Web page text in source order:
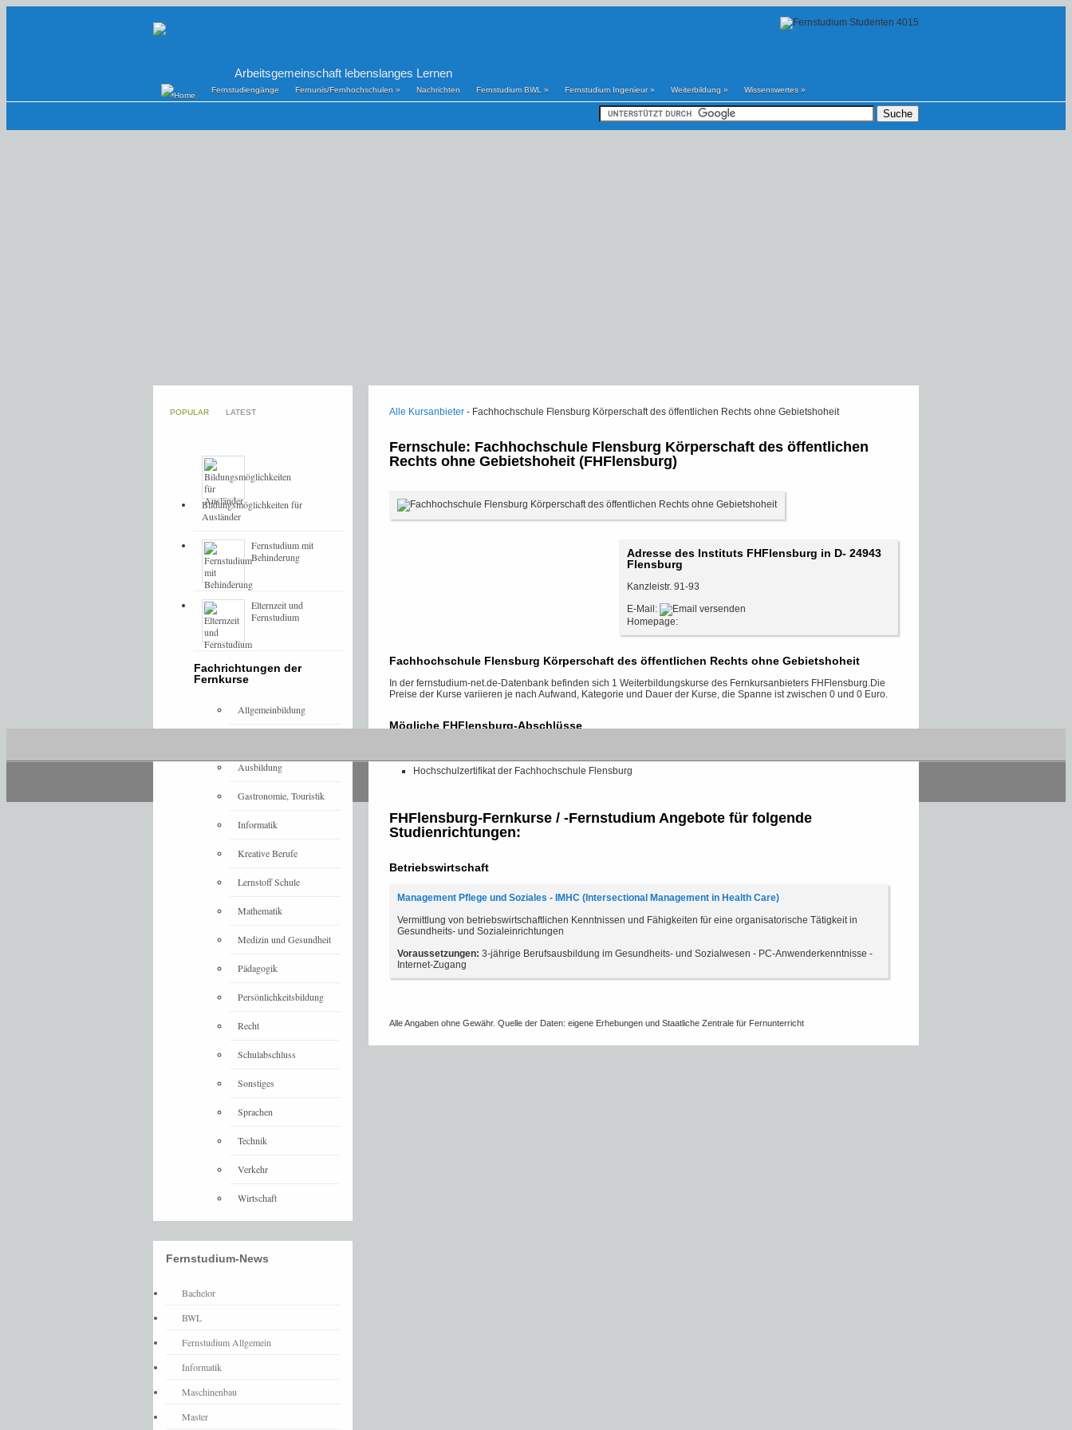
Arbeitsgemeinschaft lebenslanges Lernen
Fernstudiengänge Fernunis/Fernhochschulen » Nachrichten Fernstudium BWL » Fernstudium Ingenieur» Weiterbildung » Wissenswertes »
Alle Kursanbieter - Fachhochschule Flensburg Körperschaft des öffentlichen Rechts ohne Gebietshoheit
Fernschule: Fachhochschule Flensburg Körperschaft des öffentlichen
Rechts ohne Gebietshoheit (FHFlensburg)
Adresse des Instituts FHFlensburg in D- 24943
Flensburg
Kanzleistr. 91-93
E-Mail:
Homepage:
Fachhochschule Flensburg Körperschaft des öffentlichen Rechts ohne Gebietshoheit
In der fernstudium-net.de-Datenbank befinden sich 1 Weiterbildungskurse des Fernkursanbieters FHFlensburg.Die
Preise der Kurse variieren je nach Aufwand, Kategorie und Dauer der Kurse, die Spanne ist zwischen 0 und 0 Euro.
Mögliche FHFlensburg-Abschlüsse
Hochschulzertifikat der Fachhochschule Flensburg
FHFlensburg-Fernkurse / -Fernstudium Angebote für folgende
Studienrichtungen:
Betriebswirtschaft
Management Pflege und Soziales - IMHC (Intersectional Management in Health Care)
Vermittlung von betriebswirtschaftlichen Kenntnissen und Fähigkeiten für eine organisatorische Tätigkeit in
Gesundheits- und Sozialeinrichtungen
Voraussetzungen: 3-jährige Berufsausbildung im Gesundheits- und Sozialwesen - PC-Anwenderkenntnisse -
Internet-Zugang
Alle Angaben ohne Gewähr. Quelle der Daten: eigene Erhebungen und Staatliche Zentrale für Fernunterricht
POPULAR LATEST
Bildungsmöglichkeiten für
Ausländer
Fernstudium mit
Behinderung
Elternzeit und
Fernstudium
Fachrichtungen der
Fernkurse
Allgemeinbildung
Ausbildung
Gastronomie, Touristik
Informatik
Kreative Berufe
Lernstoff Schule
Mathematik
Medizin und Gesundheit
Pädagogik
Persönlichkeitsbildung
Recht
Schulabschluss
Sonstiges
Sprachen
Technik
Verkehr
Wirtschaft
Fernstudium-News
Bachelor
BWL
Fernstudium Allgemein
Informatik
Maschinenbau
Master